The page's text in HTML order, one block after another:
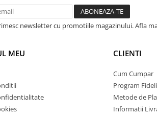
newsletter cu promotiile magazinului. Afla
MEU CLIENTI
Cum Cumpar
Program
Metode de
Informatii